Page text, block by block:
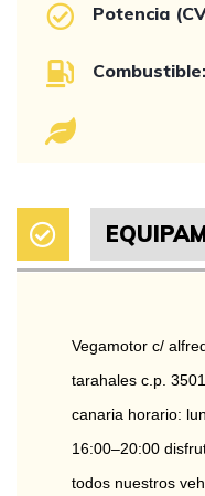
Potencia
Combustible:
Vegamotor c/
tarahales c.p.
canaria horario:
16:00–20:00
todos nuestros